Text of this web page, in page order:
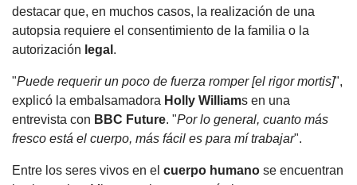
destacar que, en muchos casos, la realización de una
autopsia requiere el consentimiento de la familia o la
autorización legal .
"Puede requerir un poco de fuerza romper [el rigor mortis]",
explicó la embalsamadora Holly Williams en una
entrevista con BBC Future. "Por lo general, cuanto más
fresco está el cuerpo, más fácil es para mí trabajar".
Entre los seres vivos en el cuerpo humano se encuentran